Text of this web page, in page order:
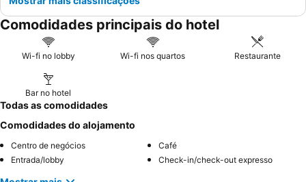
Comodidades principais do hotel
Wi-fi no lobby Wi-fi nos quartos Restaurante
Bar no hotel
Todas as comodidades
Comodidades do alojamento
Centro de negócios
Café
Entrada/lobby
Check-in/check-out expresso